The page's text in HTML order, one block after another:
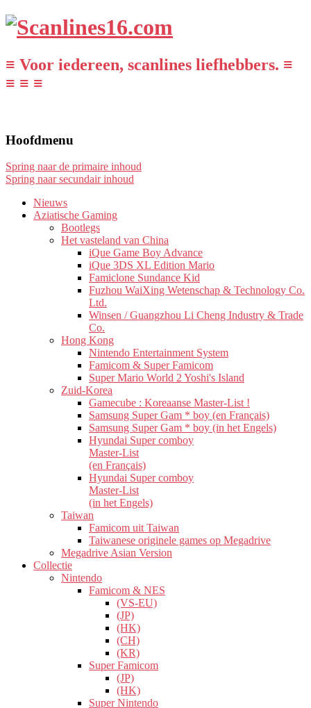
≡ Voor iedereen, scanlines liefhebbers. ≡
≡ ≡ ≡
Hoofdmenu
Spring naar de primaire inhoud
Spring naar secundair inhoud
Nieuws
Aziatische Gaming
Bootlegs
Het vasteland van China
iQue Game Boy Advance
iQue 3DS XL Edition Mario
Famiclone Sundance Kid
Fuzhou WaiXing Wetenschap & Technology Co.
Ltd.
Winsen / Guangzhou Li Cheng Industry & Trade
Co.
Hong Kong
Nintendo Entertainment System
Famicom & Super Famicom
Super Mario World 2 Yoshi's Island
Zuid-Korea
Gamecube : Koreaanse Master-List !
Samsung Super Gam * boy (en Français)
Samsung Super Gam * boy (in het Engels)
Hyundai Super comboy
Master-List
(en Français)
Hyundai Super comboy
Master-List
(in het Engels)
Taiwan
Famicom uit Taiwan
Taiwanese originele games op Megadrive
Megadrive Asian Version
Collectie
Nintendo
Famicom & NES
(VS-EU)
(JP)
(HK)
(CH)
(KR)
Super Famicom
(JP)
(HK)
Super Nintendo